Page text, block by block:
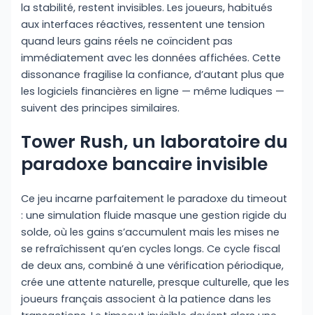
la stabilité, restent invisibles. Les joueurs, habitués
aux interfaces réactives, ressentent une tension
quand leurs gains réels ne coïncident pas
immédiatement avec les données affichées. Cette
dissonance fragilise la confiance, d’autant plus que
les logiciels financières en ligne — même ludiques —
suivent des principes similaires.
Tower Rush, un laboratoire du
paradoxe bancaire invisible
Ce jeu incarne parfaitement le paradoxe du timeout
: une simulation fluide masque une gestion rigide du
solde, où les gains s’accumulent mais les mises ne
se refraîchissent qu’en cycles longs. Ce cycle fiscal
de deux ans, combiné à une vérification périodique,
crée une attente naturelle, presque culturelle, que les
joueurs français associent à la patience dans les